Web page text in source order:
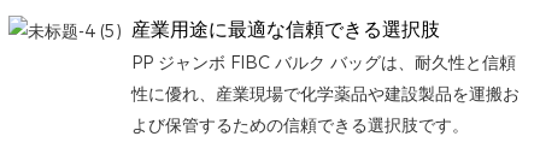
産業用途に最適な信頼できる選択肢
PP ジャンボ FIBC バルク バッグは、耐久性と信頼
性に優れ、産業現場で化学薬品や建設製品を運搬お
よび保管するための信頼できる選択肢です。